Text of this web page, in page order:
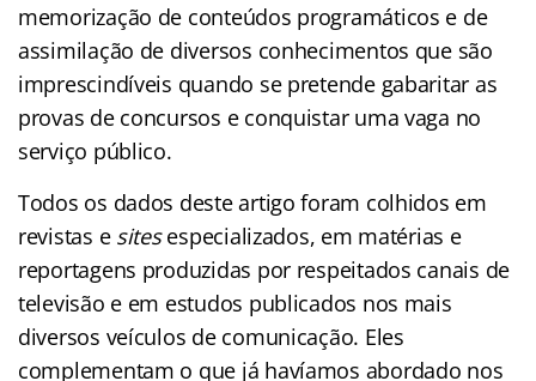
memorização de conteúdos programáticos e de
assimilação de diversos conhecimentos que são
imprescindíveis quando se pretende gabaritar as
provas de concursos e conquistar uma vaga no
serviço público.
Todos os dados deste artigo foram colhidos em
revistas e sitesespecializados, em matérias e
reportagens produzidas por respeitados canais de
televisão e em estudos publicados nos mais
diversos veículos de comunicação. Eles
complementam o que já havíamos abordado nos